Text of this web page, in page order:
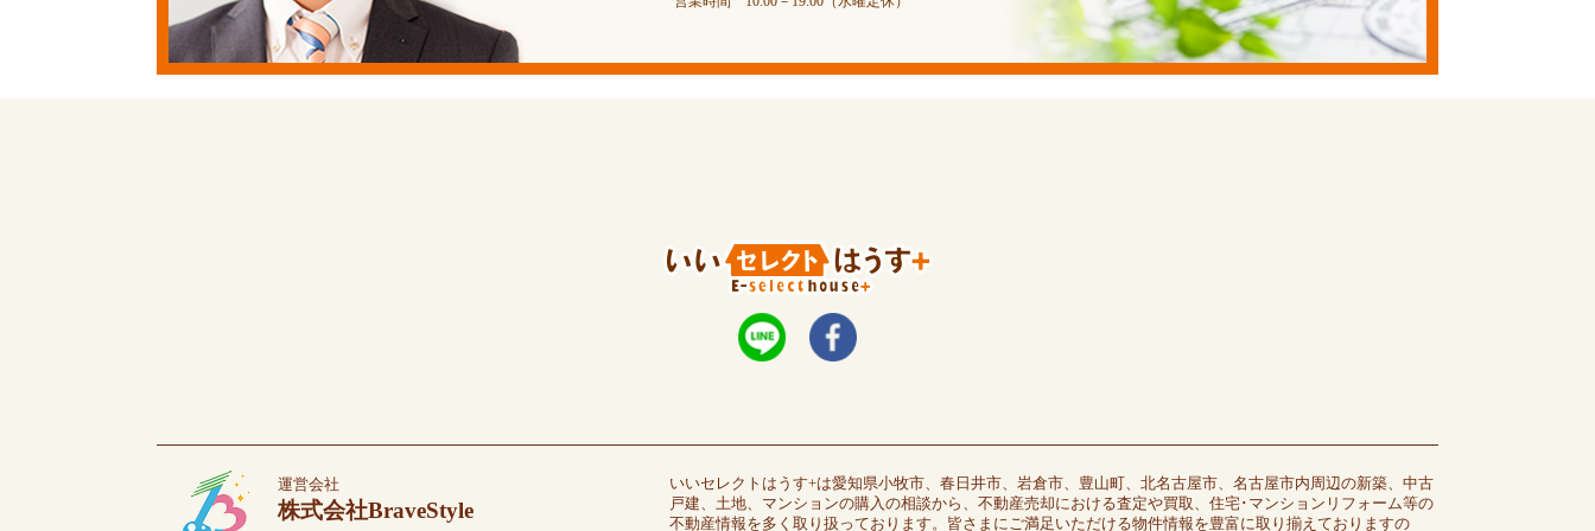
運営会社
株式会社BraveStyle
いいセレクトはうす+は愛知県小牧市、春日井市、岩倉市、豊山町、北名古屋市、名古屋市内周辺の新築、中古
戸建、土地、マンションの購入の相談から、不動産売却における査定や買取、住宅･マンションリフォーム等の
不動産情報を多く取り扱っております。皆さまにご満足いただける物件情報を豊富に取り揃えておりますの